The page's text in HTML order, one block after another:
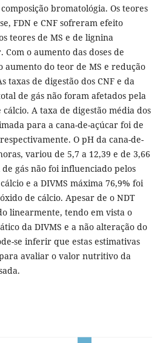
bromatológia. Os teores
FDN e CNF sofreram efeito
teores de MS e de lignina
o aumento das doses de
do teor de MS e redução
taxas de digestão dos CNF e da
de gás não foram afetados pela
A taxa de digestão média dos
para a cana-de-açúcar foi de
O pH da cana-de-
variou de 5,7 a 12,39 e de 3,66
gás não foi influenciado pelos
e a DIVMS máxima 76,9% foi
de cálcio. Apesar de o NDT
linearmente, tendo em vista o
da DIVMS e a não alteração do
se inferir que estas estimativas
avaliar o valor nutritivo da